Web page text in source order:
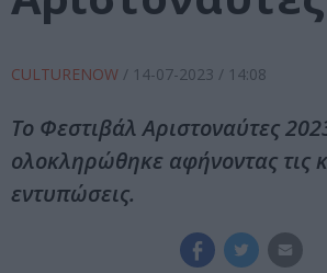
CULTURENOW / 14-07-2023 / 14:08
Το Φεστιβάλ Αριστοναύτες
ολοκληρώθηκε αφήνοντας τις
εντυπώσεις.